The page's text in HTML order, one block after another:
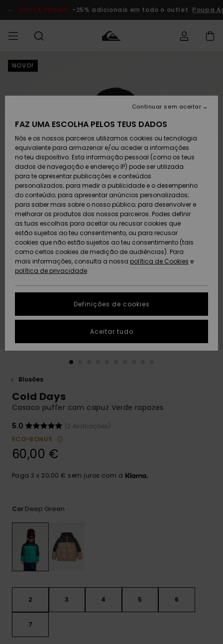
do
DUPLA PROMO -25% adicionais em todo o outlet Poupa
HOMEM
Calçado e
chinelos
Surfe/água
Snow
Artigos
recém-
chegados
Coleções
MENINO
Calçado e
chinelos
Surfe/água
Neve
Artigos
recém-
chegados
Highlights
MULHER
chegados
Highlights
Snow
SURF
Crianças
Highlights
Community
SNOW
Homem
Artigos
Criança
Snow Shop
Feminino
Highlights
Community
DUPLA
PROMO
Criança
Outlet
Mulher
AJUDA
Devoluções
Pagamento
Cartão
presente
Quiksilver
Freedom
Protecção de
dados
Guia de
tamanhos
conversa para
obteres a
resposta mais
Encontra
respostas
para as
formulário de
SUSTAINABILITY
PRESENTE
DESEJO
NOVO!
Blusões
Cold Days
Casaco puffer com capuz Verde rapazes
5.0
(2 Avaliações)
ECO-BONUS
60,00 €
Paga 3 x 20,00 € sem juros com a
Cor Deep Green
2 3 4 5 6
7
FAZ UMA ESCOLHA PELOS TEUS DADOS
Nós e os nossos parceiros utilizamos cookies ou tecnologia
equivalente para armazenar e/ou aceder a informações
no teu dispositivo. Esta informação pessoal (como os teus
dados de navegação e endereço IP) pode ser utilizada
para te apresentar publicações e conteúdos
personalizados; para medir a publicidade e o desempenho
do conteúdo; para apresentar anúncios personalizados;
para saber mais sobre o nosso público; para desenvolver e
melhorar os produtos dos nossos parceiros. Podes definir
as tuas escolhas para aceitar ou recusar cookies que
estão sujeitos ao teu consentimento, ou para recusar
cookies que não estão sujeitos ao teu consentimento (tais
como certos cookies de medição de audiências). Para
mais informações, consulta a nossa política de Cookies e
política de privacidade
Definições de cookies
Continuar sem aceitar
Aceitar tudo